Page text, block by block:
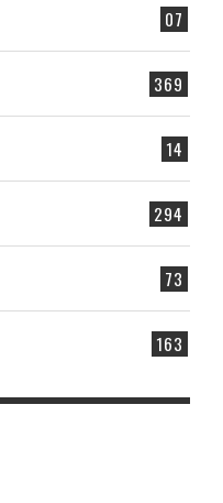
07
369
14
294
73
163